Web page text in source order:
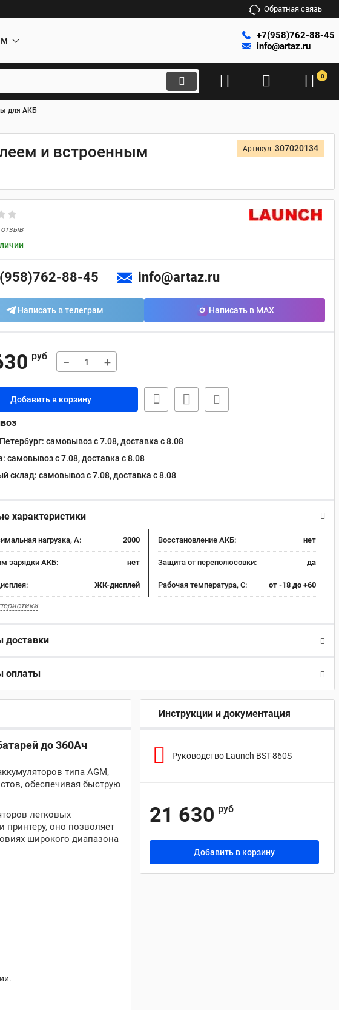
Обратная связь
+7(958)762-88-45
info@artaz.ru
0
для АКБ
и встроенным
Артикул: 307020134
88-45 info@artaz.ru
Написать в телеграм Написать в MAX
руб − +
Добавить в корзину
самовывоз с 7.08, доставка c 8.08
самовывоз с 7.08, доставка c 8.08
склад: самовывоз с 7.08, доставка c 8.08
характеристики
нагрузка, А: 2000 Восстановление АКБ: нет
зарядки АКБ: нет Защита от переполюсовки: да
ЖК-дисплей Рабочая температура, С: от -18 до +60
доставки
оплаты
до 360Ач
типа AGM,
обеспечивая быструю
легковых
оно позволяет
широкого диапазона
Инструкции и документация
Руководство Launch BST-860S
21 630 руб
Добавить в корзину